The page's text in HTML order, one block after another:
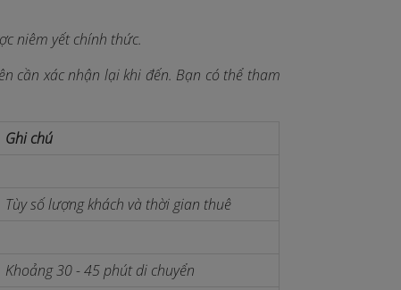
niêm yết chính thức.
cần xác nhận lại khi đến. Bạn có thể tham
Ghi chú
Tùy số lượng khách và thời gian thuê
Khoảng 30 - 45 phút di chuyển